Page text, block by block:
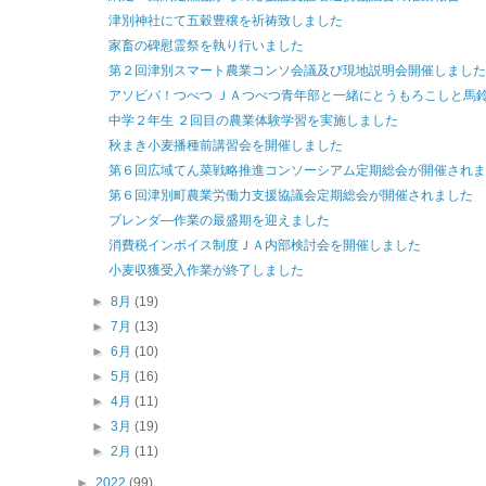
津別神社にて五穀豊穣を祈祷致しました
家畜の碑慰霊祭を執り行いました
第２回津別スマート農業コンソ会議及び現地説明会開催しました
アソビバ！つべつ ＪＡつべつ青年部と一緒にとうもろこしと馬
中学２年生 ２回目の農業体験学習を実施しました
秋まき小麦播種前講習会を開催しました
第６回広域てん菜戦略推進コンソーシアム定期総会が開催され
第６回津別町農業労働力支援協議会定期総会が開催されました
ブレンダ―作業の最盛期を迎えました
消費税インボイス制度ＪＡ内部検討会を開催しました
小麦収獲受入作業が終了しました
►8月(19)
►7月(13)
►6月(10)
►5月(16)
►4月(11)
►3月(19)
►2月(11)
► 2022 (99)